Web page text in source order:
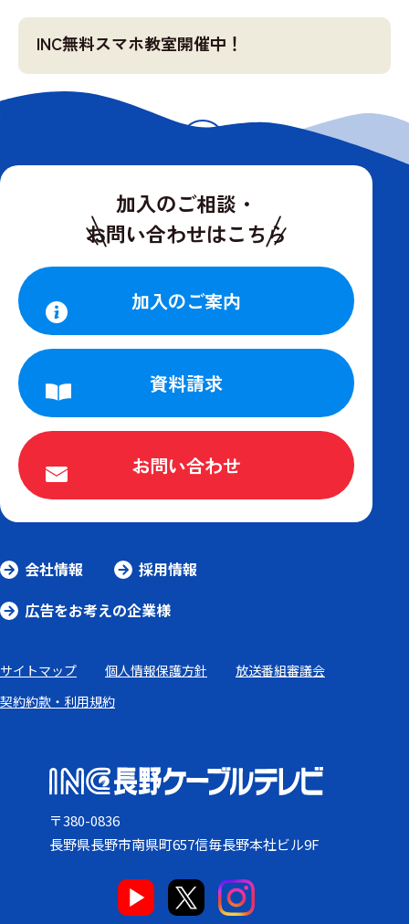
INC無料スマホ教室開催中！
加入のご相談・
お問い合わせはこちら
加入のご案内
資料請求
お問い合わせ
会社情報
採用情報
広告をお考えの企業様
サイトマップ 個人情報保護方針
放送番組審議会
契約約款・利用規約
〒380-0836
長野県長野市南県町657信毎長野本社ビル9F